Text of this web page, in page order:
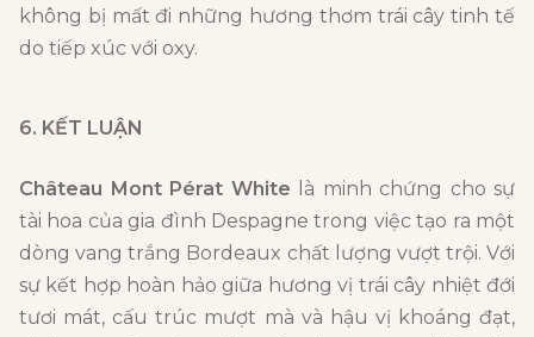
không bị mất đi những hương thơm trái cây tinh tế
do tiếp xúc với oxy.
6. KẾT LUẬN
Château Mont Pérat White là minh chứng cho sự
tài hoa của gia đình Despagne trong việc tạo ra một
dòng vang trắng Bordeaux chất lượng vượt trội. Với
sự kết hợp hoàn hảo giữa hương vị trái cây nhiệt đới
tươi mát, cấu trúc mượt mà và hậu vị khoáng đạt,